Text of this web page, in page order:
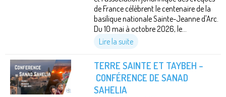
de France célèbrent le centenaire de la
basilique nationale Sainte-Jeanne d'Arc.
Du 10 mai à octobre 2O26, le...
Lire la suite
TERRE SAINTE ET TAYBEH –
CONFÉRENCE DE SANAD
SAHELIA